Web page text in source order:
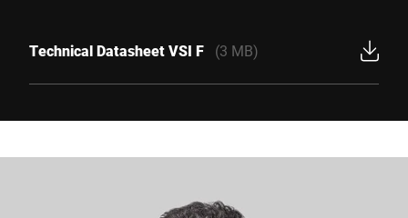
Technical Datasheet VSI F (3 MB)